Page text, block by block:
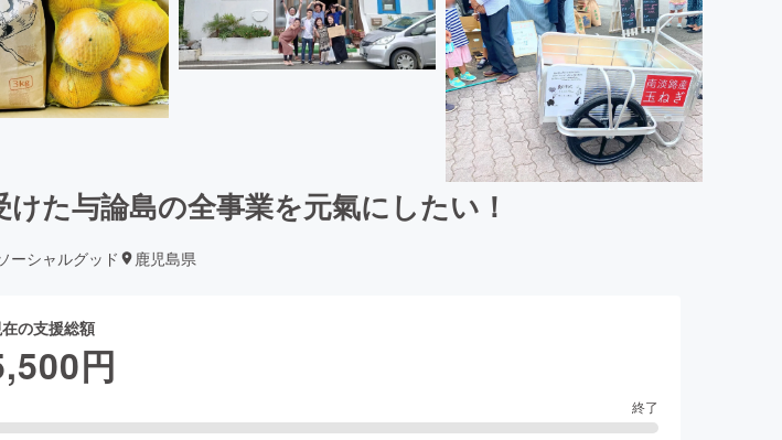
た与論島の全事業を元氣にしたい！
ーシャルグッド 鹿児島県
の支援総額
円
終了